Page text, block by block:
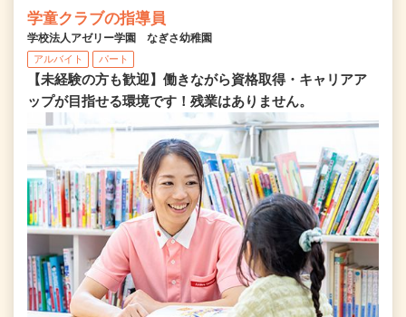
学童クラブの指導員
学校法人アゼリー学園 なぎさ幼稚園
アルバイト パート
【未経験の方も歓迎】働きながら資格取得・キャリアア
ップが目指せる環境です！残業はありません。